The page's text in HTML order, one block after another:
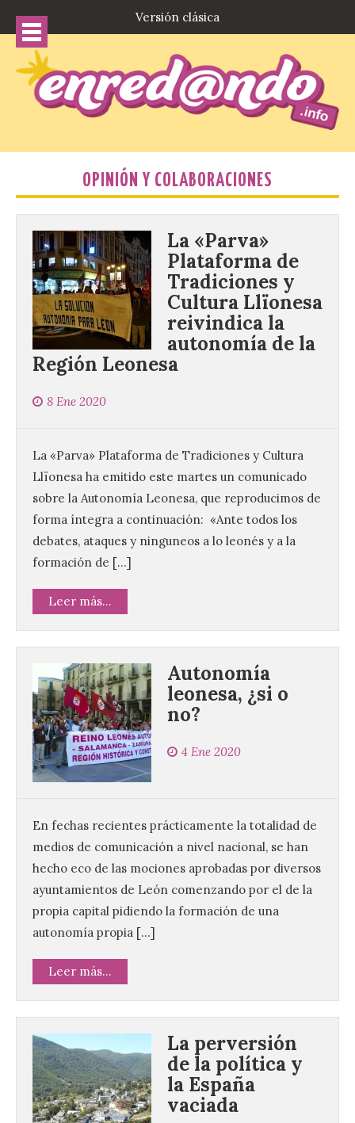
Versión clásica
OPINIÓN Y COLABORACIONES
La «Parva»
Plataforma de
Tradiciones y
Cultura Llïonesa
reivindica la
autonomía de la
Región Leonesa
8 Ene 2020
La «Parva» Plataforma de Tradiciones y Cultura
Llïonesa ha emitido este martes un comunicado
sobre la Autonomía Leonesa, que reproducimos de
forma íntegra a continuación: «Ante todos los
debates, ataques y ninguneos a lo leonés y a la
formación de […]
Leer más...
Autonomía
leonesa, ¿si o
no?
4 Ene 2020
En fechas recientes prácticamente la totalidad de
medios de comunicación a nivel nacional, se han
hecho eco de las mociones aprobadas por diversos
ayuntamientos de León comenzando por el de la
propia capital pidiendo la formación de una
autonomía propia […]
Leer más...
La perversión
de la política y
la España
vaciada